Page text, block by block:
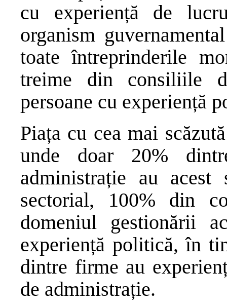
cu experiență de
organism
toate întreprinderile
treime din consiliile
persoane cu experiență
Piața cu cea mai
unde doar 20%
administrație au
sectorial, 100% din
domeniul gestionării
experiență politică, în
dintre firme au
de administrație.